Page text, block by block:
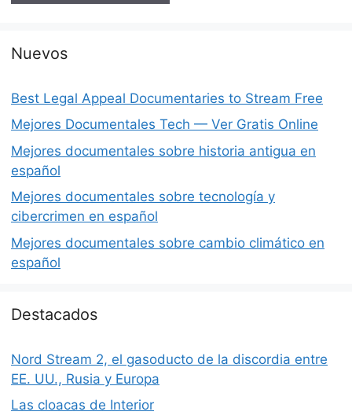
Nuevos
Best Legal Appeal Documentaries to Stream Free
Mejores Documentales Tech — Ver Gratis Online
Mejores documentales sobre historia antigua en
español
Mejores documentales sobre tecnología y
cibercrimen en español
Mejores documentales sobre cambio climático en
español
Destacados
Nord Stream 2, el gasoducto de la discordia entre
EE. UU., Rusia y Europa
Las cloacas de Interior